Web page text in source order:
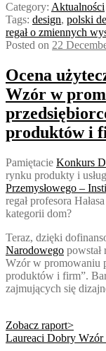
Category: Aktualności
Tags: design, polski
regał o zmiennych
Posted on 22
Ocena
Wzór w
produktów i
Pamiętacie Konkurs
rynku produkty i
Przemysłowego –
regał profesora
kategorii dom?
Teraz, dzięki
Narodowego
Wzór w promowaniu
produktów i firm”.
zajmujących się
Zobacz raport>
Laureaci Dobry Wzór